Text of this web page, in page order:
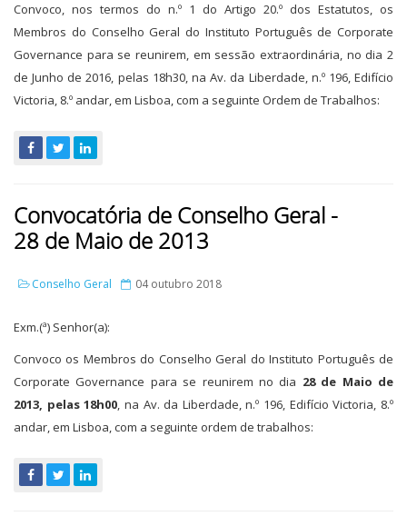
Convoco, nos termos do n.º 1 do Artigo 20.º dos Estatutos, os
Membros do Conselho Geral do Instituto Português de Corporate
Governance para se reunirem, em sessão extraordinária, no dia 2
de Junho de 2016, pelas 18h30, na Av. da Liberdade, n.º 196, Edifício
Victoria, 8.º andar, em Lisboa, com a seguinte Ordem de Trabalhos:
Convocatória de Conselho Geral -
28 de Maio de 2013
Conselho Geral 04 outubro 2018
Exm.(ª) Senhor(a):
Convoco os Membros do Conselho Geral do Instituto Português de
Corporate Governance para se reunirem no dia 28 de Maio de
2013, pelas 18h00, na Av. da Liberdade, n.º 196, Edifício Victoria, 8.º
andar, em Lisboa, com a seguinte ordem de trabalhos: